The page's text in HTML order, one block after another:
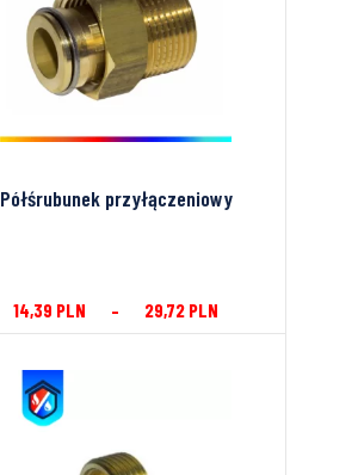
Półśrubunek przyłączeniowy
14,39 PLN – 29,72 PLN